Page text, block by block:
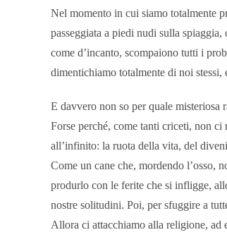
Nel momento in cui siamo totalmente
passeggiata a piedi nudi sulla
come d’incanto, scompaiono tutti i
dimentichiamo totalmente di noi stessi,
E davvero non so per quale
Forse perché, come tanti criceti, non
all’infinito: la ruota della vita, del
Come un cane che, mordendo l’osso,
produrlo con le ferite che si infligge,
nostre solitudini. Poi, per sfuggire a
Allora ci attacchiamo alla religione, ad